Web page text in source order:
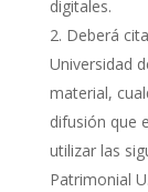
digitales.
Deberá
Universidad
material,
difusión que
utilizar las
Patrimonial